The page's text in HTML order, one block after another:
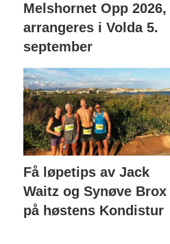
Melshornet Opp 2026,
arrangeres i Volda 5.
september
Få løpetips av Jack
Waitz og Synøve Brox
på høstens Kondistur